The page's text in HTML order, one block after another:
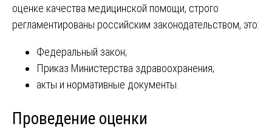
оценке качества медицинской помощи, строго
регламентированы российским законодательством, это:
Федеральный закон;
Приказ Министерства здравоохранения;
акты и нормативные документы.
Проведение оценки